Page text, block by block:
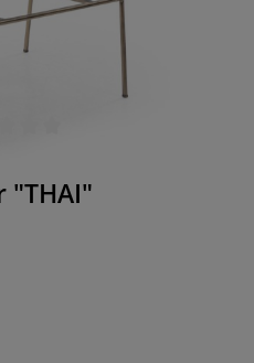
0 von 5 Sternen
"THAI"